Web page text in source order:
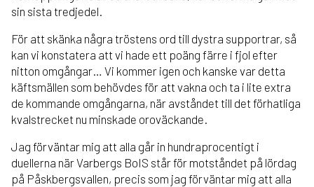
sin sista tredjedel.
För att skänka några tröstens ord till dystra supportrar, så
kan vi konstatera att vi hade ett poäng färre i fjol efter
nitton omgångar… Vi kommer igen och kanske var detta
käftsmällen som behövdes för att vakna och ta i lite extra
de kommande omgångarna, när avståndet till det förhatliga
kvalstrecket nu minskade oroväckande.
Jag förväntar mig att alla går in hundraprocentigt i
duellerna när Varbergs BoIS står för motståndet på lördag
på Påskbergsvallen, precis som jag förväntar mig att alla